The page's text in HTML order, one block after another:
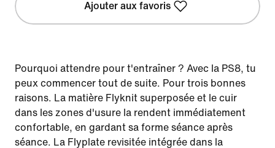
Ajouter aux favoris
Pourquoi attendre pour t'entraîner ? Avec la PS8, tu
peux commencer tout de suite. Pour trois bonnes
raisons. La matière Flyknit superposée et le cuir
dans les zones d'usure la rendent immédiatement
confortable, en gardant sa forme séance après
séance. La Flyplate revisitée intégrée dans la